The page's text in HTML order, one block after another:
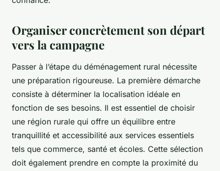
Organiser concrètement son départ
vers la campagne
Passer à l’étape du déménagement rural nécessite
une préparation rigoureuse. La première démarche
consiste à déterminer la localisation idéale en
fonction de ses besoins. Il est essentiel de choisir
une région rurale qui offre un équilibre entre
tranquillité et accessibilité aux services essentiels
tels que commerce, santé et écoles. Cette sélection
doit également prendre en compte la proximité du